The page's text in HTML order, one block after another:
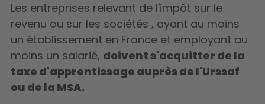
Les entreprises relevant de l'impôt sur le
revenu ou sur les sociétés , ayant au moins
un établissement en France et employant au
moins un salarié, doivent s'acquitter de la
taxe d'apprentissage auprès de l'Urssaf
ou de la MSA.